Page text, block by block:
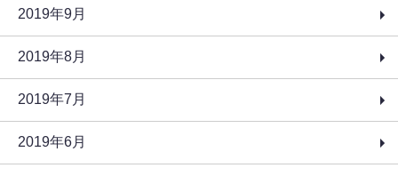
2019年9月
2019年8月
2019年7月
2019年6月